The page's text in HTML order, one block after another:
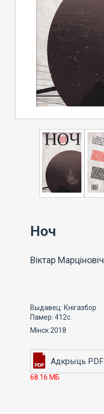
Ноч
Віктар Марціновіч
Выдавец: Кнігазбор
Памер: 412с.
Мінск 2018
68.16 МБ